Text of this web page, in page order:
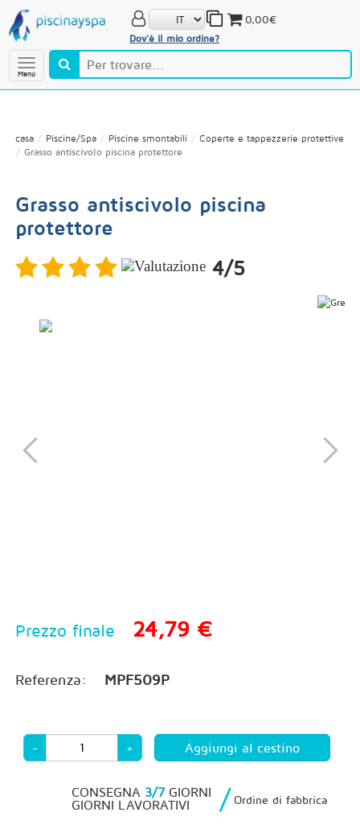
Menú
Dov'è il mio ordine?
0,00€
casa Piscine/Spa Piscine smontabili
Coperte e tappezzerie protettive
Grasso antiscivolo piscina protettore
Grasso antiscivolo piscina
protettore
4/5
Prezzo finale 24,79 €
Referenza: MPF509P
- +
CONSEGNA 3/7GIORNI
GIORNI LAVORATIVI
/ Ordine di fabbrica